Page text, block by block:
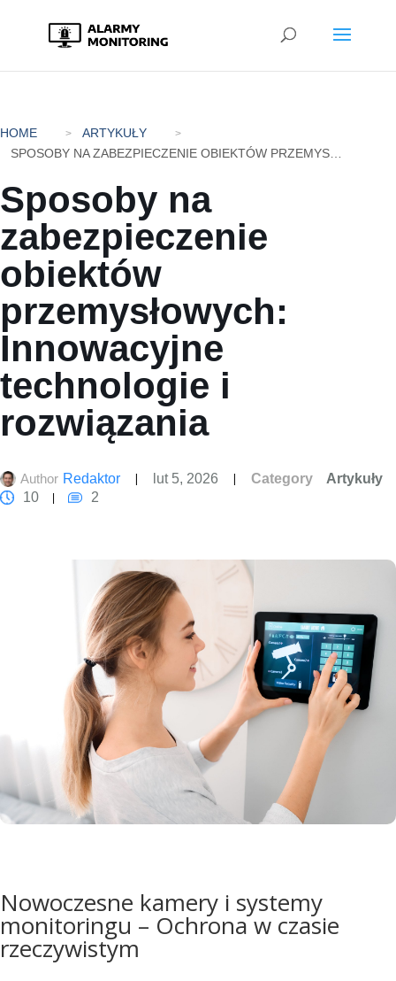
HOME
ARTYKUŁY
Sposoby na
zabezpieczenie
obiektów
przemysłowych:
Innowacyjne
technologie i
rozwiązania
Author Redaktor lut 5, 2026 Category
Artykuły
10
2
Nowoczesne kamery i systemy
monitoringu – Ochrona w czasie
rzeczywistym